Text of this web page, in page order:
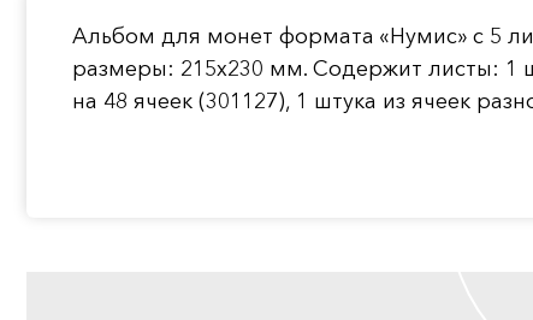
Альбом для монет формата «Нумис» с 5
размеры: 215x230 мм. Содержит листы: 1
на 48 ячеек (301127), 1 штука из ячеек